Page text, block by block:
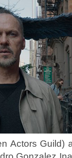
Actors Guild)